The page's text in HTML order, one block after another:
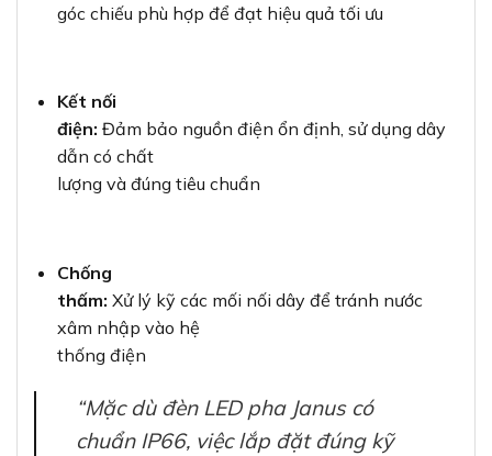
góc chiếu phù hợp để đạt hiệu quả tối ưu
Kết nối
điện: Đảm bảo nguồn điện ổn định, sử dụng dây
dẫn có chất
lượng và đúng tiêu chuẩn
Chống
thấm: Xử lý kỹ các mối nối dây để tránh nước
xâm nhập vào hệ
thống điện
“Mặc dù đèn LED pha Janus có
chuẩn IP66, việc lắp đặt đúng kỹ